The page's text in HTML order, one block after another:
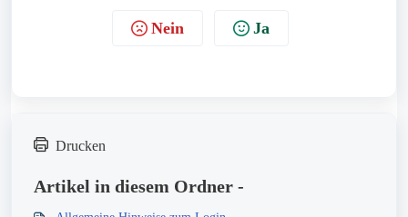
Nein Ja
Drucken
Artikel in diesem Ordner -